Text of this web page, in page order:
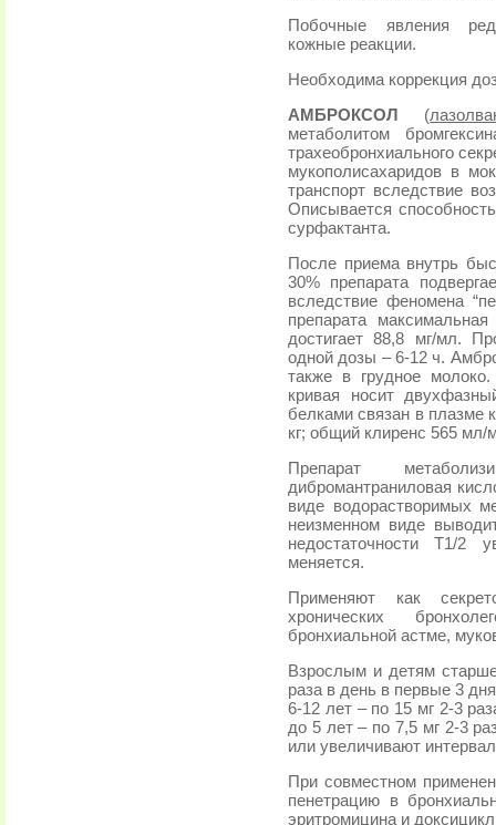
Побочные явления
кожные реакции.
Необходима коррекция
АМБРОКСОЛ
(
метаболитом
трахеобронхиального
мукополисахаридов в
транспорт вследствие
Описывается
сурфактанта.
После приема внутрь
30% препарата
вследствие феномена
препарата
достигает 88,8 мг/мл.
одной дозы – 6-12 ч.
также в грудное
кривая носит
белками связан в плазме
кг; общий клиренс 565
Препарат
дибромантраниловая
виде водорастворимых
неизменном виде
недостаточности Т1/2
меняется.
Применяют как
хронических
бронхиальной астме,
Взрослым и детям
раза в день в первые 3
6-12 лет – по 15 мг 2-3
до 5 лет – по 7,5 мг 2-3
или увеличивают
При совместном
пенетрацию в
эритромицина и